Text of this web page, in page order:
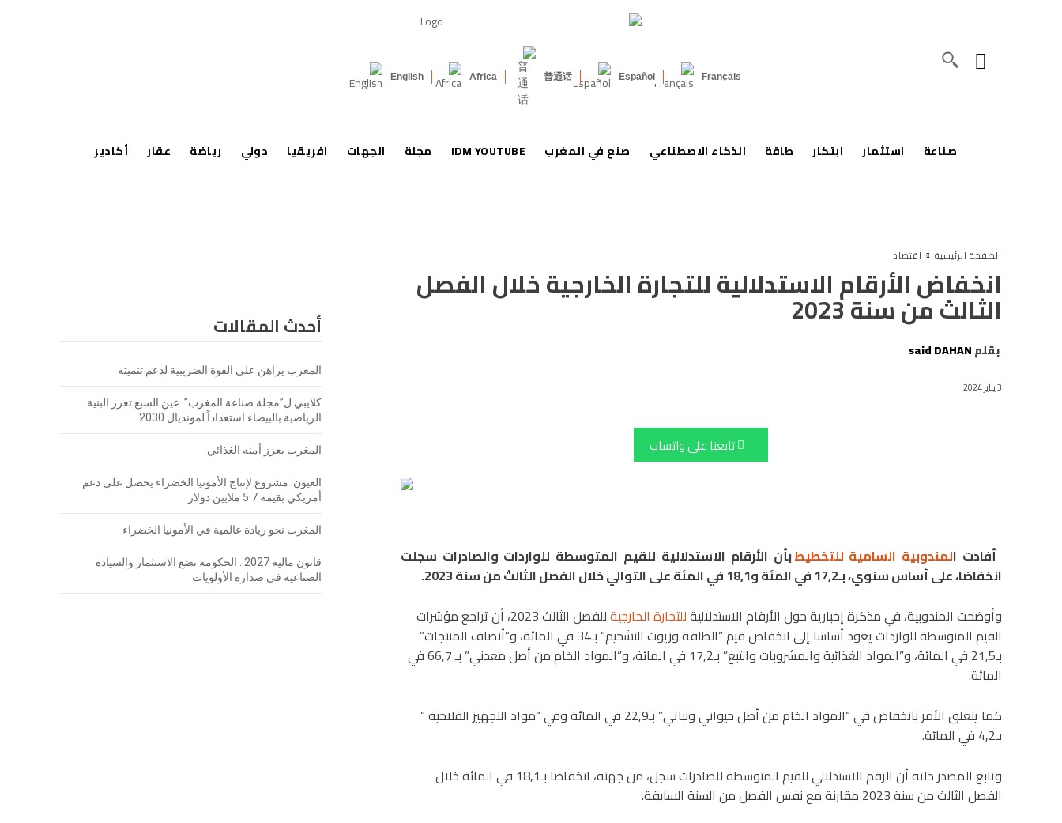
Français
Español
普通话
Africa
English
صناعة استثمار ابتكار طاقة الذكاء الاصطناعي صنع في المغرب IDM YOUTUBE مجلة الجهات افريقيا دولي رياضة عقار أكادير
الصفحة الرئيسية اقتصاد
أحدث المقالات
المغرب يراهن على القوة الضريبية لدعم تنميته
كلايبي ل”مجلة صناعة المغرب”: عين السبع تعزز البنية
الرياضية بالبيضاء استعداداً لمونديال 2030
المغرب يعزز أمنه الغذائي
العيون: مشروع لإنتاج الأمونيا الخضراء يحصل على دعم
أمريكي بقيمة 5.7 ملايين دولار
المغرب نحو ريادة عالمية في الأمونيا الخضراء
قانون مالية 2027.. الحكومة تضع الاستثمار والسيادة
الصناعية في صدارة الأولويات
انخفاض الأرقام الاستدلالية للتجارة الخارجية خلال الفصل
الثالث من سنة 2023
بقلمsaid DAHAN
3 يناير 2024
تابعنا على واتساب
أفادت المندوبية السامية للتخطيطبأن الأرقام الاستدلالية للقيم المتوسطة للواردات والصادرات سجلت
انخفاضا، على أساس سنوي، بـ17,2 في المئة و18,1 في المئة على التوالي خلال الفصل الثالث من سنة 2023.
وأوضحت المندوبية، في مذكرة إخبارية حول الأرقام الاستدلاليةللتجارة الخارجية
للفصل الثالث 2023، أن تراجع مؤشرات
القيم المتوسطة للواردات يعود أساسا إلى انخفاض قيم “الطاقة وزيوت التشحيم” بـ34 في المائة، و”أنصاف المنتجات”
بـ21,5 في المائة، و”المواد الغذائية والمشروبات والتبغ” بـ17,2 في المائة، و”المواد الخام من أصل معدني” بـ 66,7 في
المائة.
كما يتعلق الأمر بانخفاض في “المواد الخام من أصل حيواني ونباتي” بـ22,9 في المائة وفي “مواد التجهيز الفلاحية ”
بـ4,2 في المائة.
وتابع المصدر ذاته أن الرقم الاستدلالي للقيم المتوسطة للصادرات سجل، من جهته، انخفاضا بـ18,1 في المائة خلال
الفصل الثالث من سنة 2023 مقارنة مع نفس الفصل من السنة السابقة.